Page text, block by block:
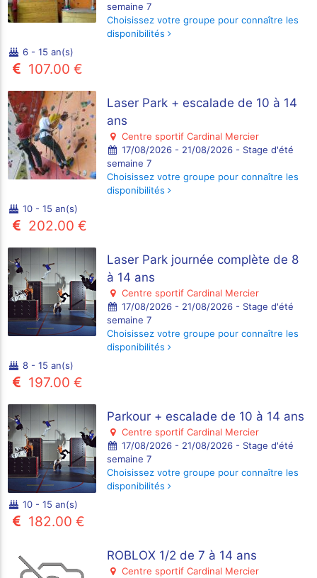
semaine 7
Choisissez votre groupe pour connaître les
disponibilités
6 - 15 an(s)
107.00 €
Laser Park + escalade de 10 à 14
ans
Centre sportif Cardinal Mercier
17/08/2026 - 21/08/2026 - Stage d'été
semaine 7
Choisissez votre groupe pour connaître les
disponibilités
10 - 15 an(s)
202.00 €
Laser Park journée complète de 8
à 14 ans
Centre sportif Cardinal Mercier
17/08/2026 - 21/08/2026 - Stage d'été
semaine 7
Choisissez votre groupe pour connaître les
disponibilités
8 - 15 an(s)
197.00 €
Parkour + escalade de 10 à 14 ans
Centre sportif Cardinal Mercier
17/08/2026 - 21/08/2026 - Stage d'été
semaine 7
Choisissez votre groupe pour connaître les
disponibilités
10 - 15 an(s)
182.00 €
ROBLOX 1/2 de 7 à 14 ans
Centre sportif Cardinal Mercier